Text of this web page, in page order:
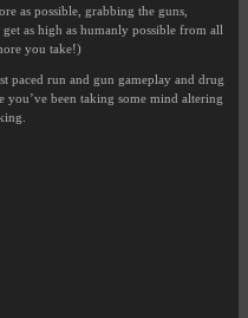
as possible, grabbing the guns,
as high as humanly possible from all
you take!)
paced run and gun gameplay and drug
been taking some mind altering